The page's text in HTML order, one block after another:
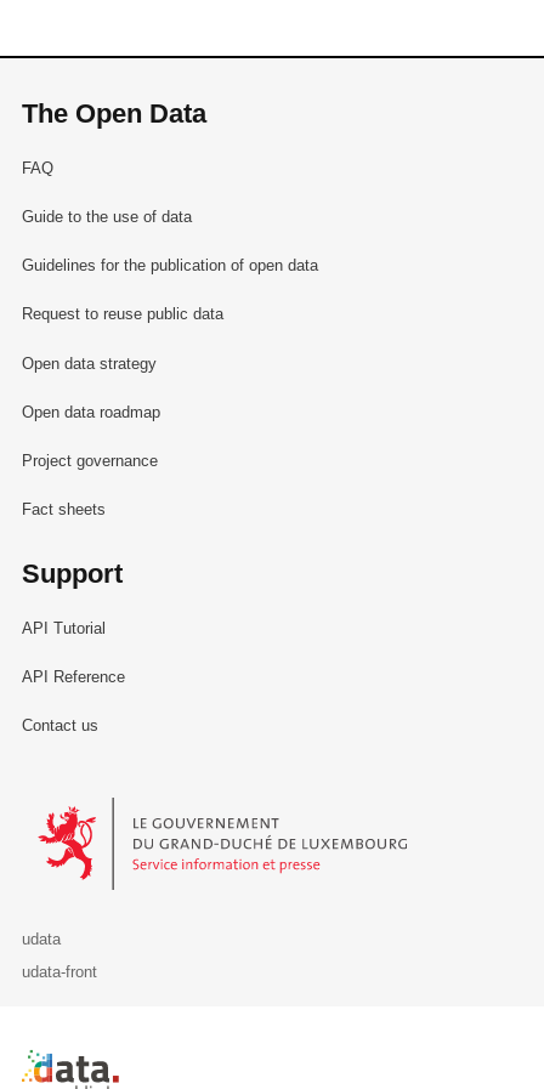
The Open Data
FAQ
Guide to the use of data
Guidelines for the publication of open data
Request to reuse public data
Open data strategy
Open data roadmap
Project governance
Fact sheets
Support
API Tutorial
API Reference
Contact us
Le Gouvernement du Grand-Duché de Luxembourg - Service
udata
udata-front
Retour à l'accueil de data.public.lu